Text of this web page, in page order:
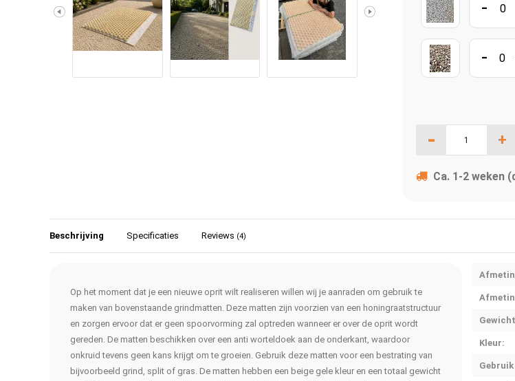
-
-
- +
Ca. 1-2 weken
Beschrijving Specificaties Reviews (4)
Op het moment dat je een nieuwe oprit wilt realiseren willen wij je aanraden om gebruik te
maken van bovenstaande grindmatten. Deze matten zijn voorzien van een honingraatstructuur
en zorgen ervoor dat er geen spoorvorming zal optreden wanneer er over de oprit wordt
gereden. De matten beschikken over een anti worteldoek aan de onderkant, waardoor
onkruid tevens geen kans krijgt om te groeien. Gebruik deze matten voor een bestrating van
bijvoorbeeld grind, split of gras. De matten hebben een beige gele kleur en een totaal gewicht
Kleur: